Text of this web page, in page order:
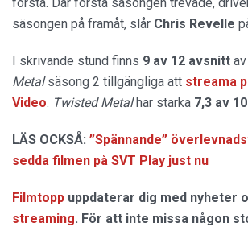
första. Där första säsongen trevade,
säsongen på framåt, slår Chris Revelle
I skrivande stund finns 9 av 12 avsnitt av
Metalsäsong 2 tillgängliga att streama
Video. Twisted Metal har starka 7,3 av 10
LÄS OCKSÅ: ”Spännande”
sedda filmen på SVT Play just nu
Filmtopp uppdaterar dig med nyheter
streaming. För att inte missa någon